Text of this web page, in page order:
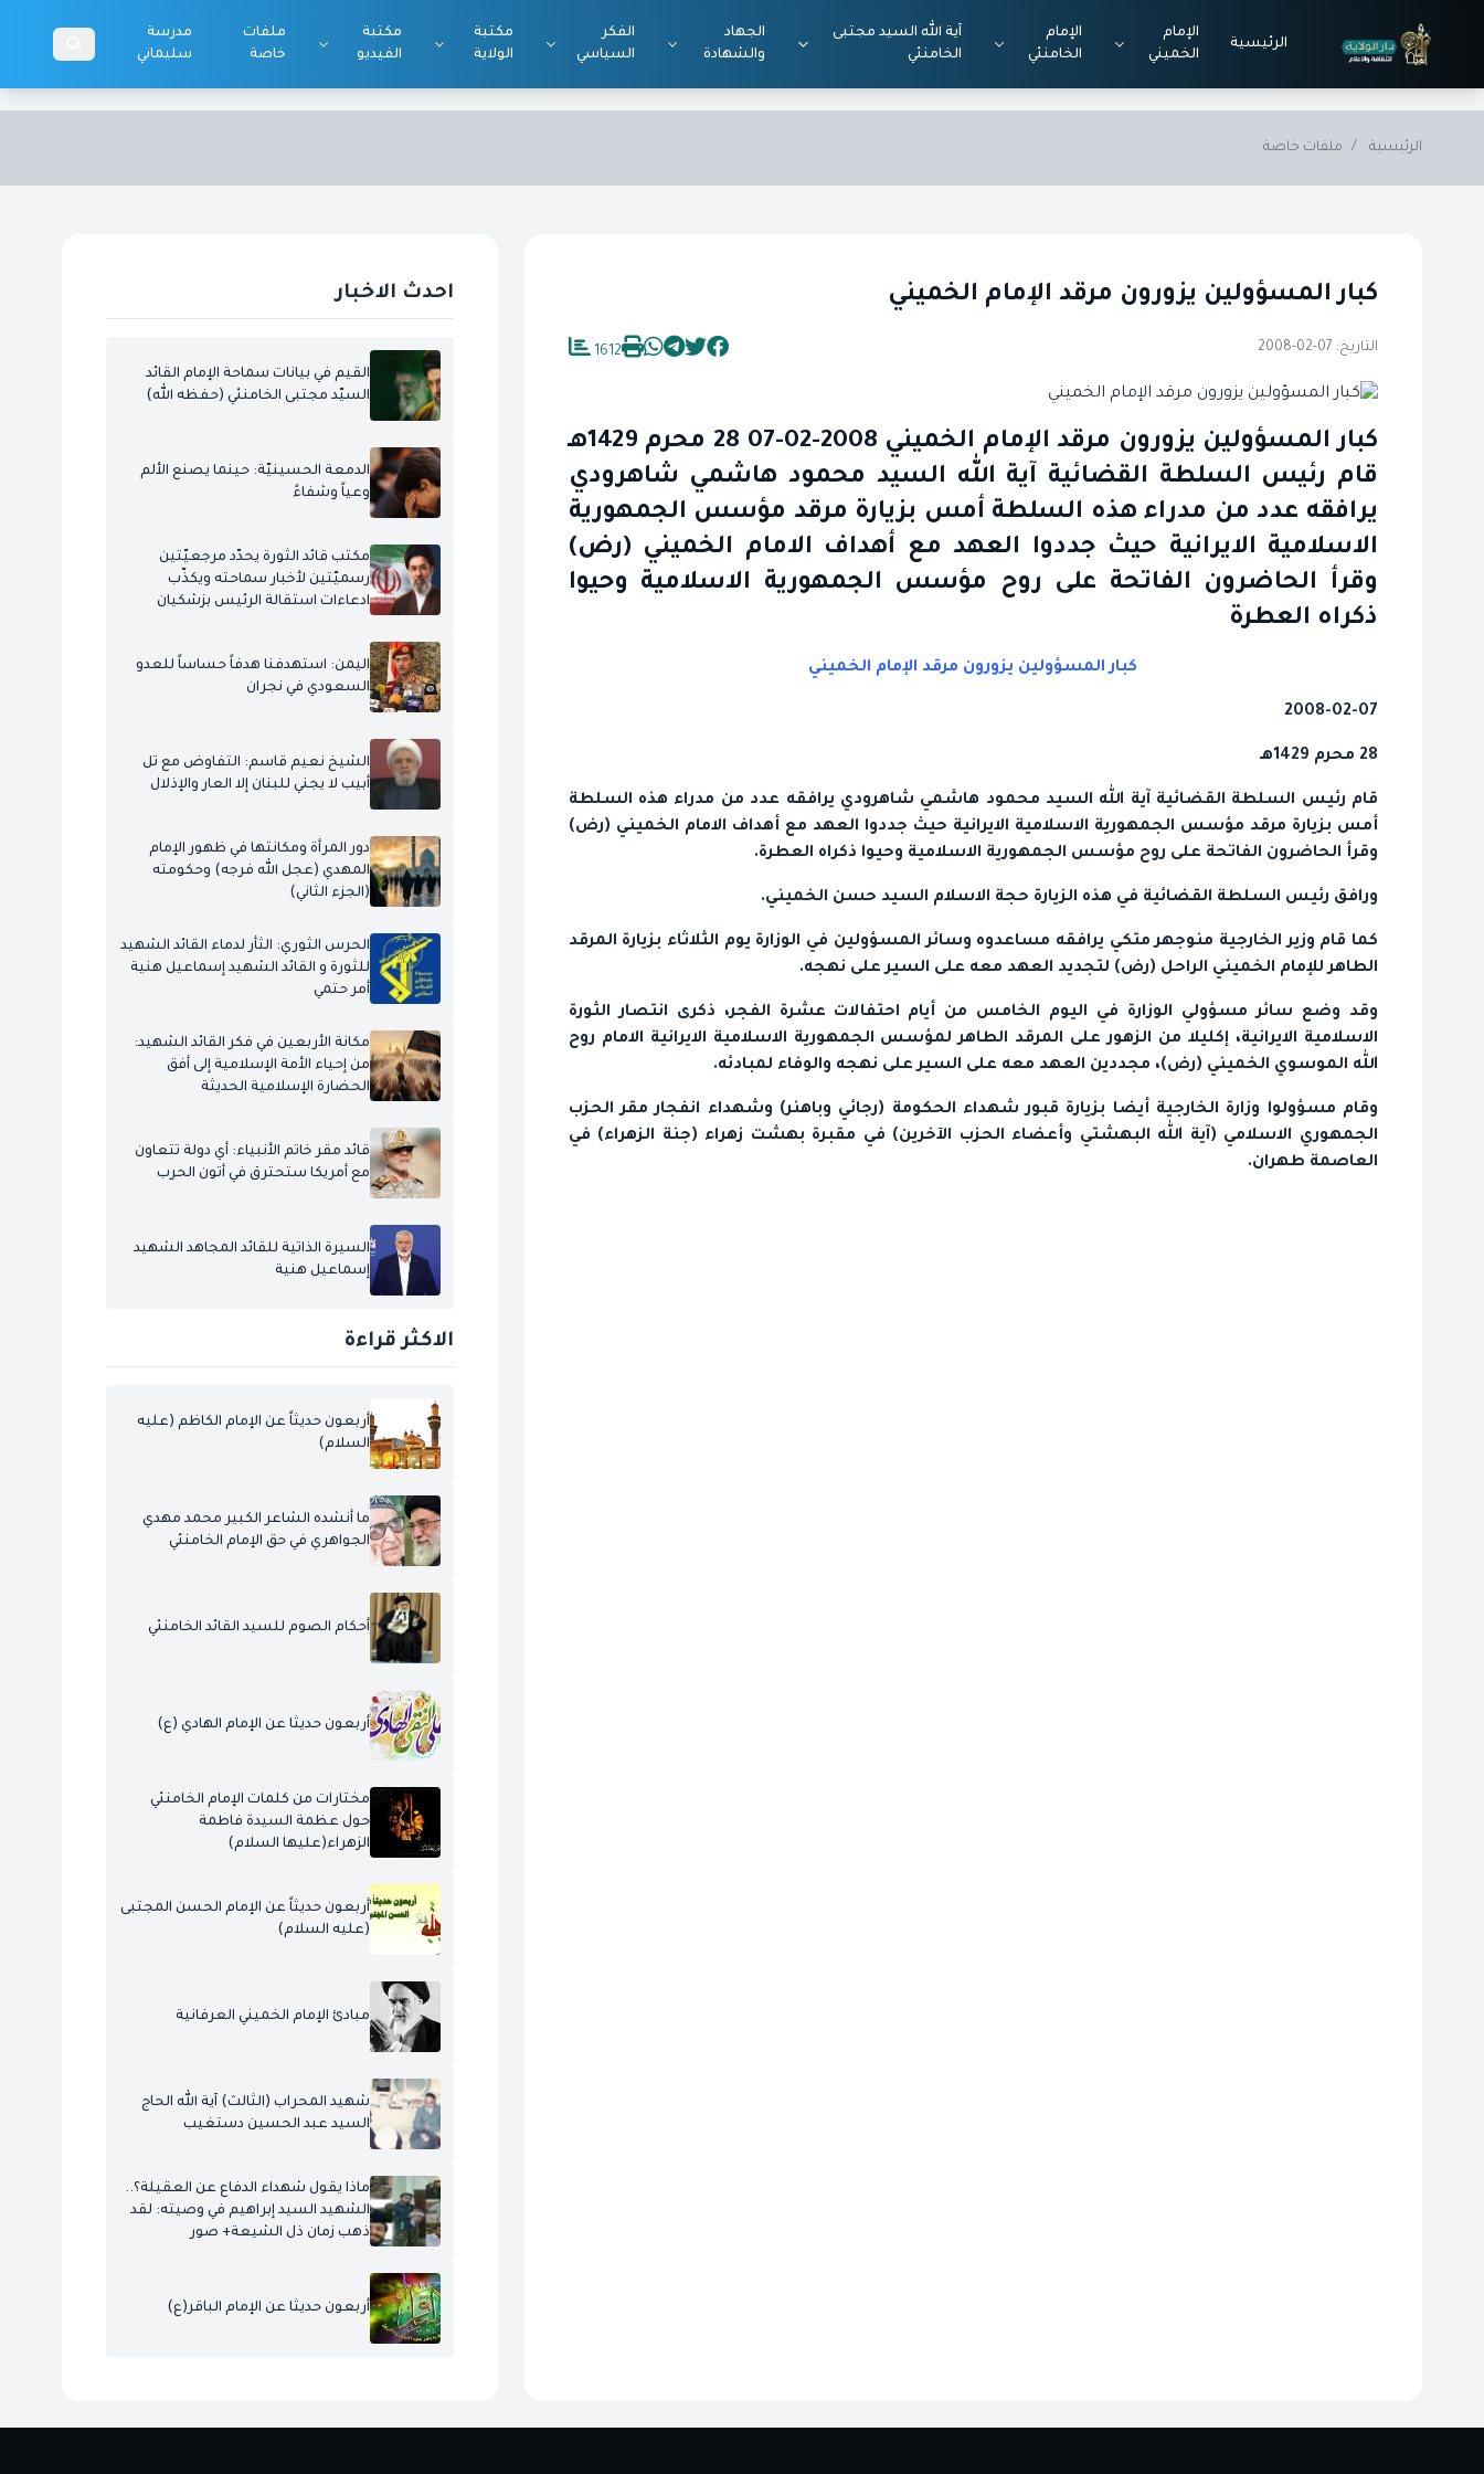
الرئيسية
الإمام
الخميني
الإمام
الخامنئي
آية الله السيد مجتبى
الخامنئي
الجهاد
والشهادة
الفكر
السياسي
مكتبة
الولاية
مكتبة
الفيديو
ملفات
خاصة
مدرسة
سليماني
الرئيسية / ملفات خاصة
كبار المسؤولين يزورون مرقد الإمام الخميني
التاريخ: 07-02-2008 1612
كبار المسؤولين يزورون مرقد الإمام الخميني 2008-02-07 28 محرم 1429هـ
قام رئيس السلطة القضائية آية الله السيد محمود هاشمي شاهرودي
يرافقه عدد من مدراء هذه السلطة أمس بزيارة مرقد مؤسس الجمهورية
الاسلامية الايرانية حيث جددوا العهد مع أهداف الامام الخميني (رض)
وقرأ الحاضرون الفاتحة على روح مؤسس الجمهورية الاسلامية وحيوا
ذكراه العطرة
كبار المسؤولين يزورون مرقد الإمام الخميني
2008-02-07
28 محرم 1429هـ
قام رئيس السلطة القضائية آية الله السيد محمود هاشمي شاهرودي يرافقه عدد من مدراء هذه السلطة
أمس بزيارة مرقد مؤسس الجمهورية الاسلامية الايرانية حيث جددوا العهد مع أهداف الامام الخميني (رض)
وقرأ الحاضرون الفاتحة على روح مؤسس الجمهورية الاسلامية وحيوا ذكراه العطرة.
ورافق رئيس السلطة القضائية في هذه الزيارة حجة الاسلام السيد حسن الخميني.
كما قام وزير الخارجية منوجهر متكي يرافقه مساعدوه وسائر المسؤولين في الوزارة يوم الثلاثاء بزيارة المرقد
الطاهر للإمام الخميني الراحل (رض) لتجديد العهد معه على السير على نهجه.
وقد وضع سائر مسؤولي الوزارة في اليوم الخامس من أيام احتفالات عشرة الفجر، ذكرى انتصار الثورة
الاسلامية الايرانية، إكليلا من الزهور على المرقد الطاهر لمؤسس الجمهورية الاسلامية الايرانية الامام روح
الله الموسوي الخميني (رض)، مجددين العهد معه على السير على نهجه والوفاء لمبادئه.
وقام مسؤولوا وزارة الخارجية أيضا بزيارة قبور شهداء الحكومة (رجائي وباهنر) وشهداء انفجار مقر الحزب
الجمهوري الاسلامي (آية الله البهشتي وأعضاء الحزب الآخرين) في مقبرة بهشت زهراء (جنة الزهراء) في
العاصمة طهران.
احدث الاخبار
القيم في بيانات سماحة الإمام القائد
السيّد مجتبى الخامنئي (حفظه الله)
الدمعة الحسينيّة: حينما يصنع الألم
وعياً وشفاءً
مكتب قائد الثورة يحدّد مرجعيّتين
رسميّتين لأخبار سماحته ويكذّب
ادعاءات استقالة الرئيس بزشكيان
اليمن: استهدفنا هدفاً حساساً للعدو
السعودي في نجران
الشيخ نعيم قاسم: التفاوض مع تل
أبيب لا يجني للبنان إلا العار والإذلال
دور المرأة ومكانتها في ظهور الإمام
المهدي (عجل الله فرجه) وحكومته
(الجزء الثاني)
الحرس الثوري: الثأر لدماء القائد الشهيد
للثورة و القائد الشهيد إسماعيل هنية
أمر حتمي
مكانة الأربعين في فكر القائد الشهيد:
من إحياء الأمة الإسلامية إلى أفق
الحضارة الإسلامية الحديثة
قائد مقر خاتم الأنبياء: أي دولة تتعاون
مع أمريكا ستحترق في أتون الحرب
السيرة الذاتية للقائد المجاهد الشهيد
إسماعيل هنية
الاكثر قراءة
أربعون حديثاً عن الإمام الكاظم (عليه
السلام)
ما أنشده الشاعر الكبير محمد مهدي
الجواهري في حق الإمام الخامنئي
أحكام الصوم للسيد القائد الخامنئي
أربعون حديثا عن الإمام الهادي (ع)
مختارات من كلمات الإمام الخامنئي
حول عظمة السيدة فاطمة
الزهراء(عليها السلام)
أربعون حديثاً عن الإمام الحسن المجتبى
(عليه السلام)
مبادئ الإمام الخميني العرفانية
شهيد المحراب (الثالث) آية الله الحاج
السيد عبد الحسين دستغيب
ماذا يقول شهداء الدفاع عن العقيلة؟..
الشهيد السيد إبراهيم في وصيته: لقد
ذهب زمان ذل الشيعة+ صور
أربعون حديثا عن الإمام الباقر(ع)